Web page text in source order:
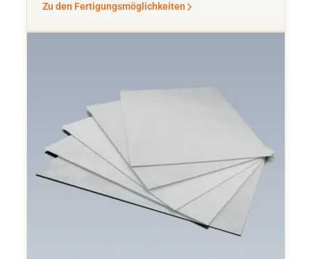
Zu den Fertigungsmöglichkeiten